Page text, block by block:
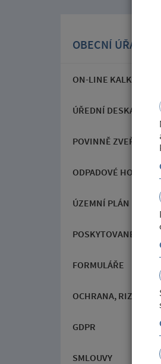
OBECNÍ ÚŘAD
ON-LINE
ÚŘEDNÍ DESKA
POVINNĚ
ODPADOVÉ
ÚZEMNÍ PLÁN
POSKYTOVANÉ
FORMULÁŘE
OCHRANA, RIZIKA A
GDPR
SMLOUVY